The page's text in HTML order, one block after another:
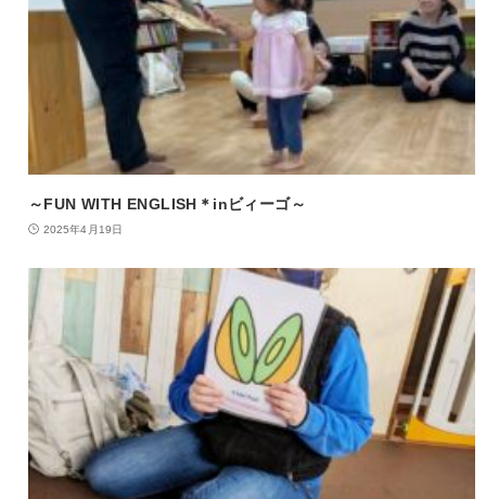
～FUN WITH ENGLISH＊inビィーゴ～
2025年4月19日